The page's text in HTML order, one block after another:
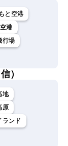
と空港
港
行場
）
地
原
ランド